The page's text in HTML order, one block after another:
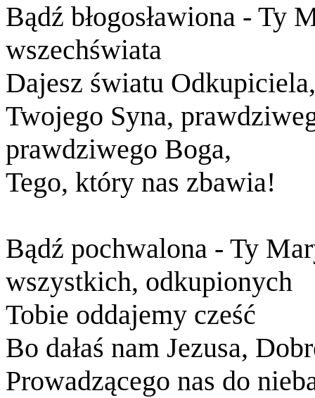
Bądź błogosławiona - Ty
wszechświata
Dajesz światu Odkupiciela,
Twojego Syna,
prawdziwego Boga,
Tego, który nas zbawia!
Bądź pochwalona - Ty
wszystkich, odkupionych
Tobie oddajemy cześć
Bo dałaś nam Jezusa,
Prowadzącego nas do